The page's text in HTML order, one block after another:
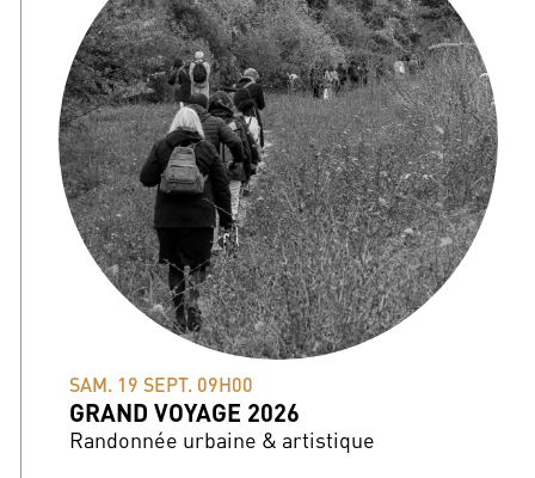
SAM. 19 SEPT. 09H00
GRAND VOYAGE 2026
Randonnée urbaine & artistique